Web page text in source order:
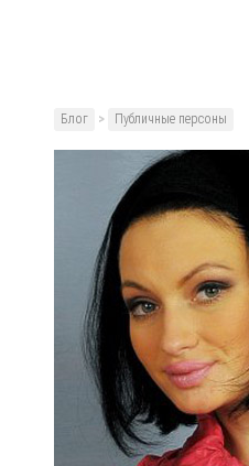
Блог > Публичные персоны